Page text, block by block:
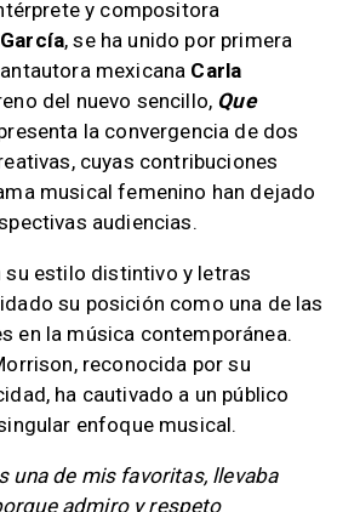
y compositora
, se ha unido por primera
mexicana Carla
del nuevo sencillo, Que
la convergencia de dos
cuyas contribuciones
musical femenino han dejado
audiencias.
su estilo distintivo y letras
su posición como una de las
en la música contemporánea.
reconocida por su
ha cautivado a un público
enfoque musical.
una de mis favoritas, llevaba
admiro y respeto